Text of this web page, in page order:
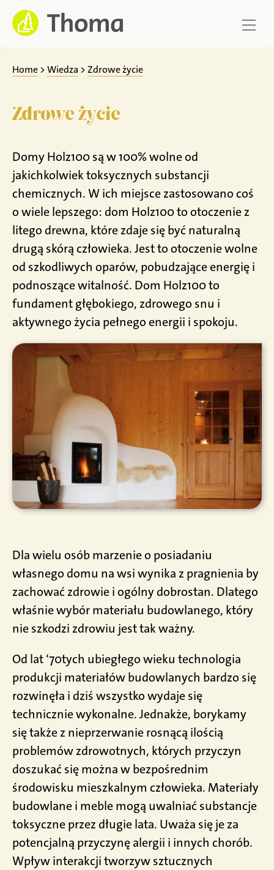
Przejdź
do
zawartości
Home >Wiedza >Zdrowe życie
Zdrowe życie
Domy Holz100 są w 100% wolne od
jakichkolwiek toksycznych substancji
chemicznych. W ich miejsce zastosowano coś
o wiele lepszego: dom Holz100 to otoczenie z
litego drewna, które zdaje się być naturalną
drugą skórą człowieka. Jest to otoczenie wolne
od szkodliwych oparów, pobudzające energię i
podnoszące witalność. Dom Holz100 to
fundament głębokiego, zdrowego snu i
aktywnego życia pełnego energii i spokoju.
Dla wielu osób marzenie o posiadaniu
własnego domu na wsi wynika z pragnienia by
zachować zdrowie i ogólny dobrostan. Dlatego
właśnie wybór materiału budowlanego, który
nie szkodzi zdrowiu jest tak ważny.
Od lat ‘70tych ubiegłego wieku technologia
produkcji materiałów budowlanych bardzo się
rozwinęła i dziś wszystko wydaje się
technicznie wykonalne. Jednakże, borykamy
się także z nieprzerwanie rosnącą ilością
problemów zdrowotnych, których przyczyn
doszukać się można w bezpośrednim
środowisku mieszkalnym człowieka. Materiały
budowlane i meble mogą uwalniać substancje
toksyczne przez długie lata. Uważa się je za
potencjalną przyczynę alergii i innych chorób.
Wpływ interakcji tworzyw sztucznych